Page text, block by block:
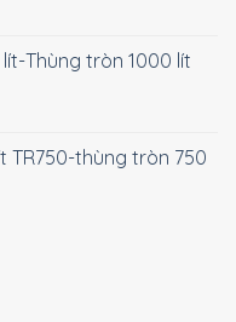
Thùng tròn 1000 lít
TR750-thùng tròn 750